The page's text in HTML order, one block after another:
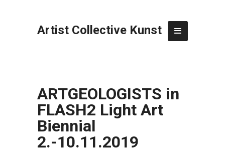
Artist Collective Kunst
ARTGEOLOGISTS in
FLASH2 Light Art
Biennial
2.-10.11.2019